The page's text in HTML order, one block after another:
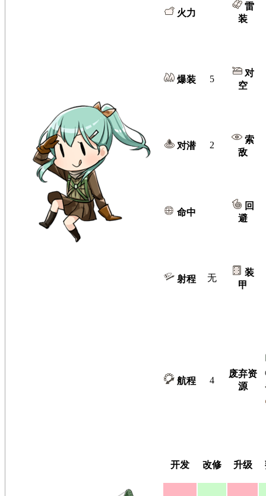
火力
雷
装
爆装 5
对
空
对潜 2
索
敌
命中
回
避
射程 无
装
甲
航程 4
废弃资
源
开发 改修 升级